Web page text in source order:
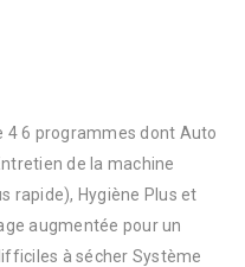
4 6 programmes dont Auto
de la machine
rapide), Hygiène Plus et
augmentée pour un
à sécher Système